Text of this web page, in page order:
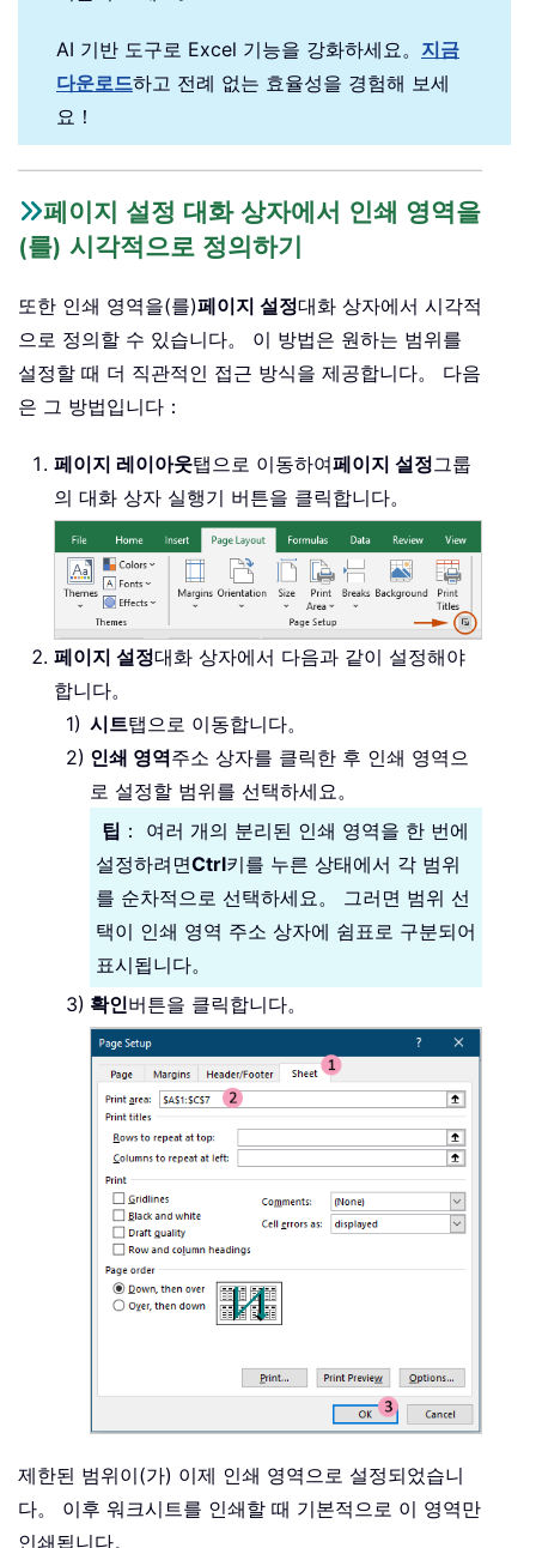
AI 기반 도구로 Excel 기능을 강화하세요。 지금
다운로드하고 전례 없는 효율성을 경험해 보세
요！
페이지 설정 대화 상자에서 인쇄 영역을
(를) 시각적으로 정의하기
또한 인쇄 영역을(를)페이지 설정대화 상자에서 시각적
으로 정의할 수 있습니다。 이 방법은 원하는 범위를
설정할 때 더 직관적인 접근 방식을 제공합니다。 다음
은 그 방법입니다：
페이지 레이아웃탭으로 이동하여페이지 설정그룹
의 대화 상자 실행기 버튼을 클릭합니다。
페이지 설정대화 상자에서 다음과 같이 설정해야
합니다。
시트탭으로 이동합니다。
인쇄 영역주소 상자를 클릭한 후 인쇄 영역으
로 설정할 범위를 선택하세요。
팁 ： 여러 개의 분리된 인쇄 영역을 한 번에
설정하려면Ctrl키를 누른 상태에서 각 범위
를 순차적으로 선택하세요。 그러면 범위 선
택이 인쇄 영역 주소 상자에 쉼표로 구분되어
표시됩니다。
확인버튼을 클릭합니다。
제한된 범위이(가) 이제 인쇄 영역으로 설정되었습니
다。 이후 워크시트를 인쇄할 때 기본적으로 이 영역만
인쇄됩니다。